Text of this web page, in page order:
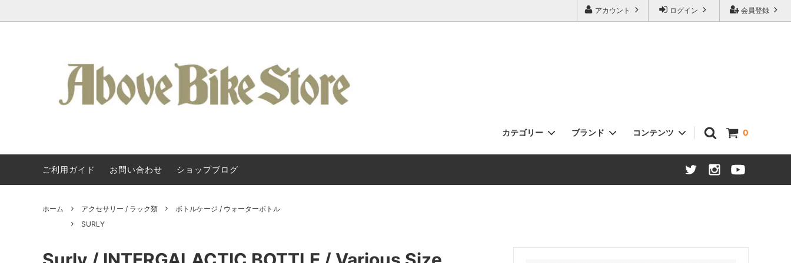
会員登録
ログイン
アカウント
0
カテゴリー
Kuat / 車載ヒッチキャリア フレームセット / 完成車
クランク / BB
ブランド
Kuat / クアット・ラック SURLY
KONA
コンテンツ
About Us
Kuat Racks / よくある質問・取付車両カ
タログ
ご利用ガイド お問い合わせ ショップブログ
ホーム アクセサリー / ラック類
ボトルケージ / ウォーターボトル
SURLY